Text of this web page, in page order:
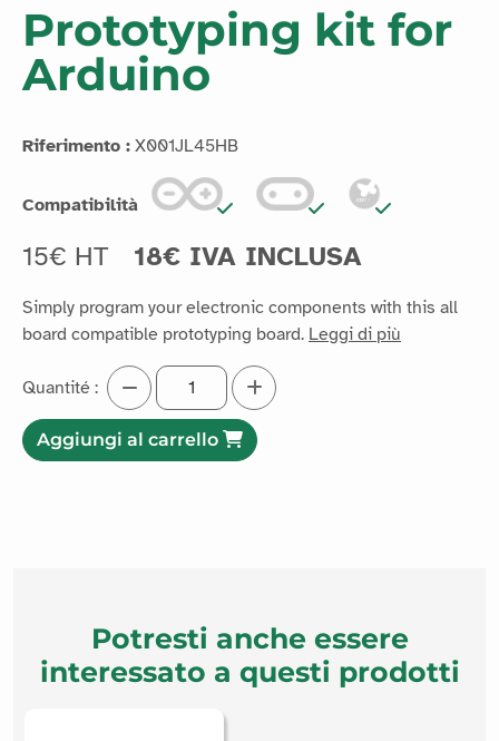
Prototyping kit for
Arduino
Riferimento : X001JL45HB
Compatibilità
15€ HT 18€ IVA INCLUSA
Simply program your electronic components with this all
board compatible prototyping board. Leggi di più
Quantité :
Aggiungi al carrello
Potresti anche essere
interessato a questi prodotti